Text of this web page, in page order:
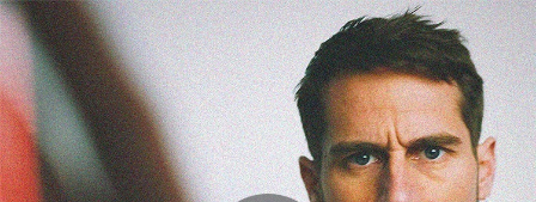
You're all set!
Pas le temps
Pas le temps
03:05
.